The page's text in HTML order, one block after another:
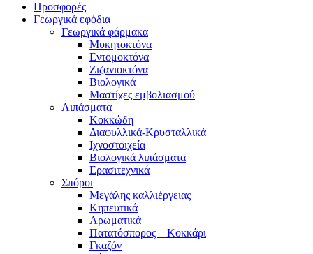
Προσφορές
Γεωργικά εφόδια
Γεωργικά φάρμακα
Μυκητοκτόνα
Εντομοκτόνα
Ζιζανιοκτόνα
Βιολογικά
Μαστίχες εμβολιασμού
Λιπάσματα
Κοκκώδη
Διαφυλλικά-Κρυσταλλικά
Ιχνοστοιχεία
Βιολογικά λιπάσματα
Ερασιτεχνικά
Σπόροι
Μεγάλης καλλιέργειας
Κηπευτικά
Αρωματικά
Πατατόσπορος – Κοκκάρι
Γκαζόν